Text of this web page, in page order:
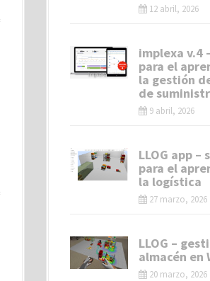
12 abril, 2026
implexa v.4
para el
la gestión
de
9 abril, 2026
LLOG app –
para el
la logística
27 marzo, 2026
LLOG –
almacén en
20 marzo, 2026